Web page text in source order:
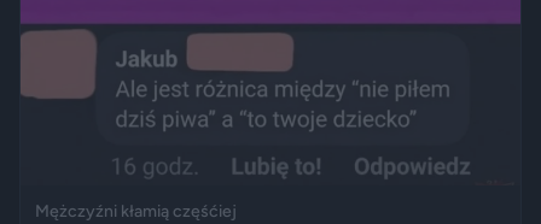
Mężczyźni kłamią częśćiej